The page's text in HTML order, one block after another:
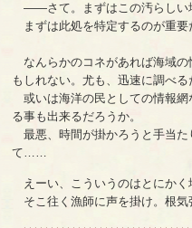
――さて。まずはこの汚らしい
まずは此処を特定するのが重
なんらかのコネがあれば海域の
もしれない。尤も、迅速に調べ
或いは海洋の民としての情報網
る事も出来るだろうか。
最悪、時間が掛かろうと手当た
て……
えーい、こういうのはとにかく
そこ往く漁師に声を掛け。根